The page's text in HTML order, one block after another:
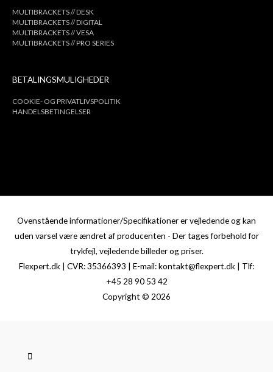
MULTIBRACKETS // DESK
MULTIBRACKETS // DIGITAL
MULTIBRACKETS // VESA
MULTIBRACKETS // PRO SERIES
BETALINGSMULIGHEDER
COOKIE- OG PRIVATLIVSPOLITIK
HANDELSBETINGELSER
Ovenstående informationer/Specifikationer er vejledende og kan
uden varsel være ændret af producenten - Der tages forbehold for
trykfejl, vejledende billeder og priser.
Flexpert.dk | CVR: 35366393 | E-mail: kontakt@flexpert.dk | Tlf:
+45 28 90 53 42
Copyright © 2026